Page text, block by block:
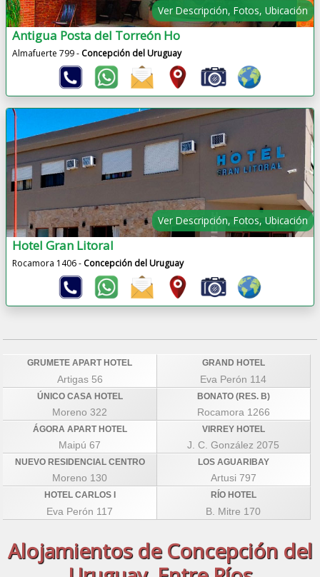
Ver Descripción, Fotos, Ubicación
Antigua Posta del Torreón Ho
Almafuerte 799 - Concepción del Uruguay
Ver Descripción, Fotos, Ubicación
Hotel Gran Litoral
Rocamora 1406 - Concepción del Uruguay
GRUMETE APART HOTEL
Artigas 56
GRAND HOTEL
Eva Perón 114
ÚNICO CASA HOTEL
Moreno 322
BONATO (RES. B)
Rocamora 1266
ÁGORA APART HOTEL
Maipú 67
VIRREY HOTEL
J. C. González 2075
NUEVO RESIDENCIAL CENTRO
Moreno 130
LOS AGUARIBAY
Artusi 797
HOTEL CARLOS I
Eva Perón 117
RÍO HOTEL
B. Mitre 170
Alojamientos de Concepción del